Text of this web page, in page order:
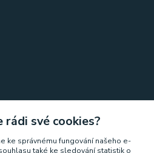
rádi své cookies?
ke správnému fungování našeho e-
také ke sledování statistik o